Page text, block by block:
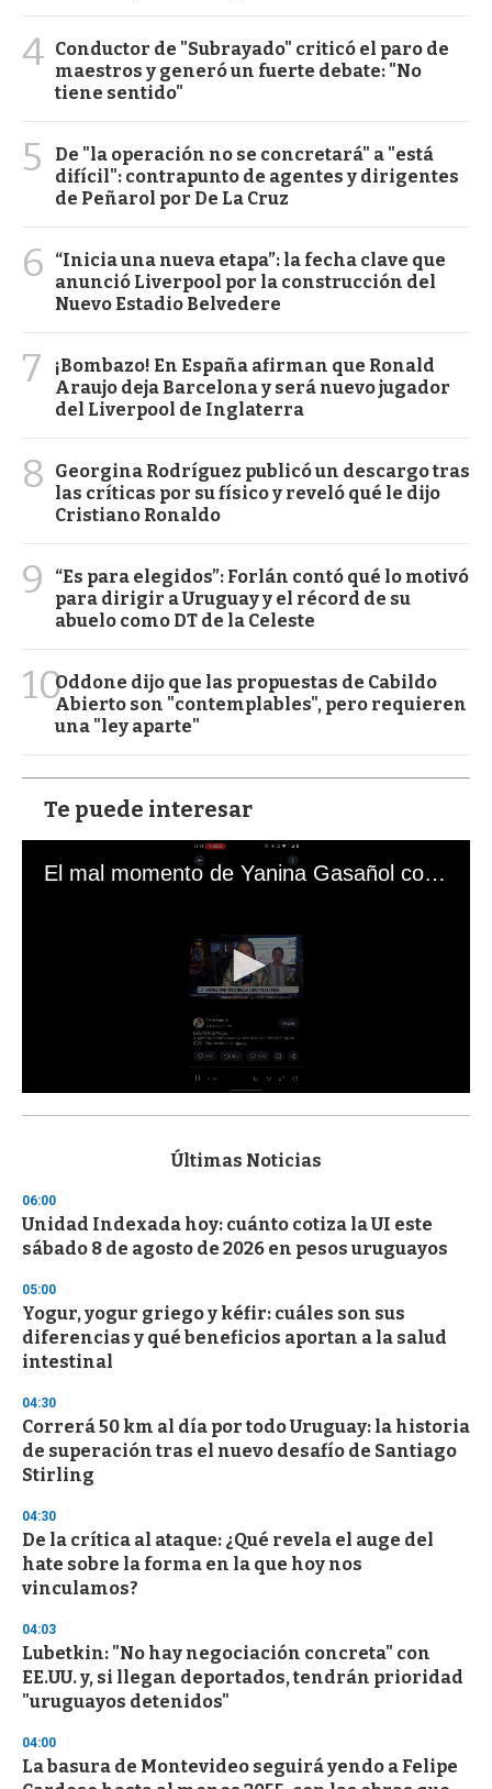
4 Conductor de "Subrayado" criticó el paro de
maestros y generó un fuerte debate: "No
tiene sentido"
5
De "la operación no se concretará" a "está
difícil": contrapunto de agentes y dirigentes
de Peñarol por De La Cruz
6
“Inicia una nueva etapa”: la fecha clave que
anunció Liverpool por la construcción del
Nuevo Estadio Belvedere
7
¡Bombazo! En España afirman que Ronald
Araujo deja Barcelona y será nuevo jugador
del Liverpool de Inglaterra
8
Georgina Rodríguez publicó un descargo tras
las críticas por su físico y reveló qué le dijo
Cristiano Ronaldo
9
“Es para elegidos”: Forlán contó qué lo motivó
para dirigir a Uruguay y el récord de su
abuelo como DT de la Celeste
10Oddone dijo que las propuestas de Cabildo
Abierto son "contemplables", pero requieren
una "ley aparte"
Te puede interesar
El mal momento de Yanina Gasañol con un hincha argentino en "Subrayado"
s
d
s
o
f
3
s
e
c
o
d
s
Últimas Noticias
06:00
Unidad Indexada hoy: cuánto cotiza la UI este
sábado 8 de agosto de 2026 en pesos uruguayos
05:00
Yogur, yogur griego y kéfir: cuáles son sus
diferencias y qué beneficios aportan a la salud
intestinal
04:30
Correrá 50 km al día por todo Uruguay: la historia
de superación tras el nuevo desafío de Santiago
Stirling
04:30
De la crítica al ataque: ¿Qué revela el auge del
hate sobre la forma en la que hoy nos
vinculamos?
04:03
Lubetkin: "No hay negociación concreta" con
EE.UU. y, si llegan deportados, tendrán prioridad
"uruguayos detenidos"
04:00
La basura de Montevideo seguirá yendo a Felipe